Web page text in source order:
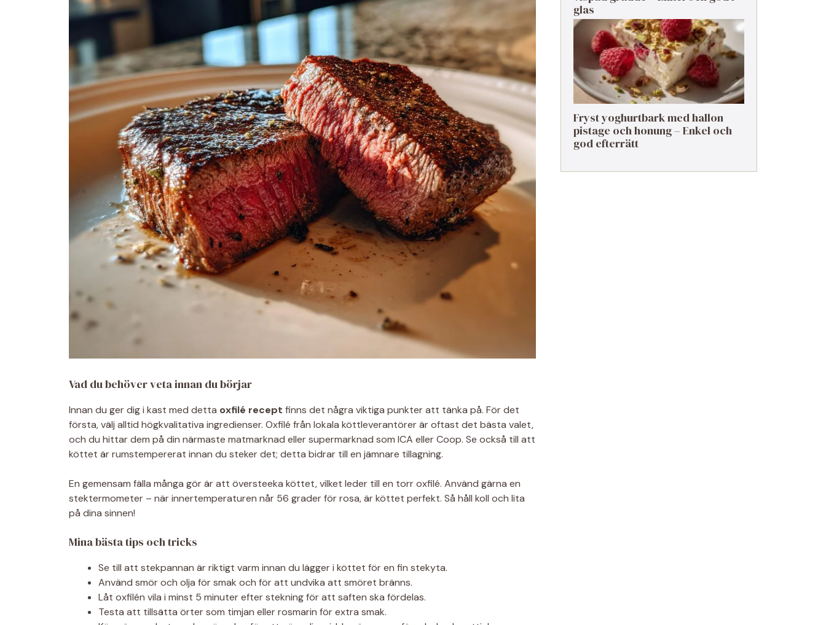
Vad du behöver veta innan du börjar
Innan du ger dig i kast med detta oxfilé recept finns det några viktiga punkter att tänka på. För det
första, välj alltid högkvalitativa ingredienser. Oxfilé från lokala köttleverantörer är oftast det bästa valet,
och du hittar dem på din närmaste matmarknad eller supermarknad som ICA eller Coop. Se också till att
köttet är rumstempererat innan du steker det; detta bidrar till en jämnare tillagning.
En gemensam fälla många gör är att översteeka köttet, vilket leder till en torr oxfilé. Använd gärna en
stektermometer – när innertemperaturen når 56 grader för rosa, är köttet perfekt. Så håll koll och lita
på dina sinnen!
Mina bästa tips och tricks
Se till att stekpannan är riktigt varm innan du lägger i köttet för en fin stekyta.
Använd smör och olja för smak och för att undvika att smöret bränns.
Låt oxfilén vila i minst 5 minuter efter stekning för att saften ska fördelas.
Testa att tillsätta örter som timjan eller rosmarin för extra smak.
glas
Fryst yoghurtbark med hallon
pistage och honung – Enkel och
god efterrätt